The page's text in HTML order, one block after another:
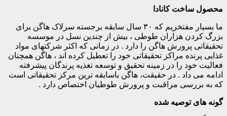
محصول ساخت کانادا
ما بسیار مفتخریم که ۳۰ سال سابقه برجسته سرلاک هاگن برای
بزرگ کردن هزاران طوطی ، بیش از چندین نسل در موسسه
تحقیقاتی پرورش هاگن را دارد . در زمانی که اکثر شرکتهای مواد
غذایی پرنده مراکز تحقیقاتی خود را تعطیل کرده اند ، هاگن همچنان
فعالیت خود را در زمینه تحقیق و توسعه تغذیه پرندگان پیشرفته
ادامه می داد . در حقیقت، هاگن باسابقه ترین مرکز تحقیقاتی است
که به بررسی مراقبت و پرورش طوطیان اختصاص دارد .
گونه های توصیه شده